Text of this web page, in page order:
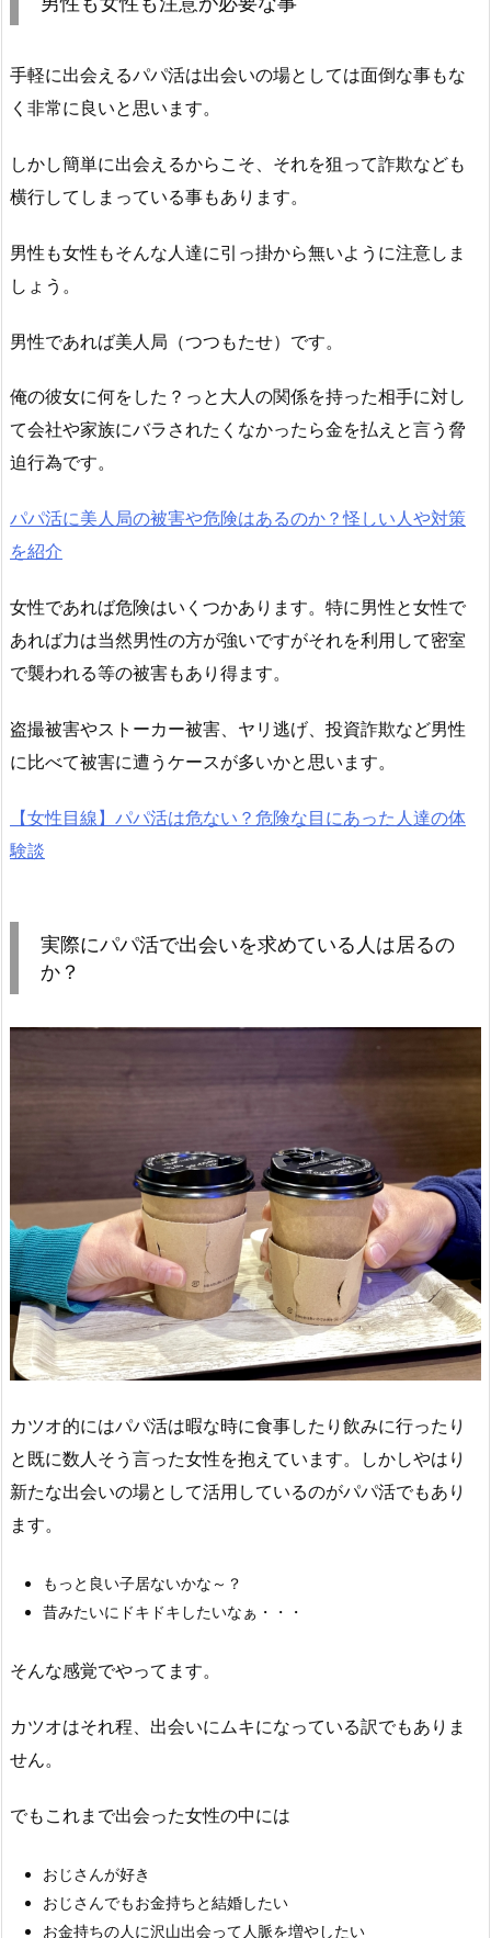
手軽に出会えるパパ活は出会いの場としては面倒な事もな
く非常に良いと思います。
しかし簡単に出会えるからこそ、それを狙って詐欺なども
横行してしまっている事もあります。
男性も女性もそんな人達に引っ掛から無いように注意しま
しょう。
男性であれば美人局（つつもたせ）です。
俺の彼女に何をした？っと大人の関係を持った相手に対し
て会社や家族にバラされたくなかったら金を払えと言う脅
迫行為です。
パパ活に美人局の被害や危険はあるのか？怪しい人や対策
を紹介
女性であれば危険はいくつかあります。特に男性と女性で
あれば力は当然男性の方が強いですがそれを利用して密室
で襲われる等の被害もあり得ます。
盗撮被害やストーカー被害、ヤリ逃げ、投資詐欺など男性
に比べて被害に遭うケースが多いかと思います。
【女性目線】パパ活は危ない？危険な目にあった人達の体
験談
実際にパパ活で出会いを求めている人は居るの
か？
カツオ的にはパパ活は暇な時に食事したり飲みに行ったり
と既に数人そう言った女性を抱えています。しかしやはり
新たな出会いの場として活用しているのがパパ活でもあり
ます。
もっと良い子居ないかな～？
昔みたいにドキドキしたいなぁ・・・
そんな感覚でやってます。
カツオはそれ程、出会いにムキになっている訳でもありま
せん。
でもこれまで出会った女性の中には
おじさんが好き
おじさんでもお金持ちと結婚したい
お金持ちの人に沢山出会って人脈を増やしたい